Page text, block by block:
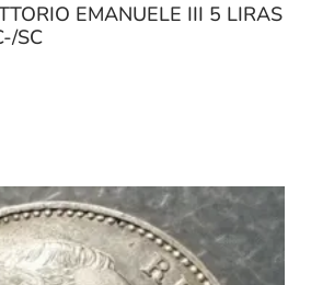
EMANUELE III 5 LIRAS
SC